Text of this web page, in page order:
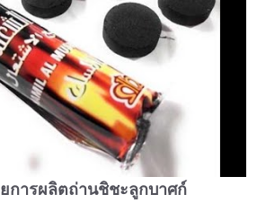
การผลิตถ่านชิชะลูกบาศก์